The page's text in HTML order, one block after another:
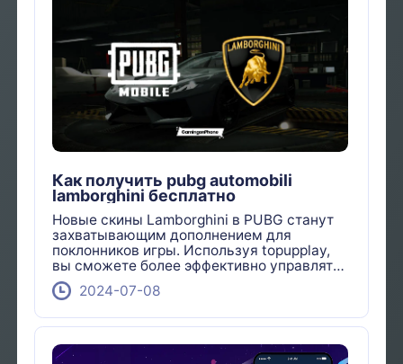
Как получить pubg automobili
lamborghini бесплатно
Новые скины Lamborghini в PUBG станут
захватывающим дополнением для
поклонников игры. Используя topupplay,
вы сможете более эффективно управлять
своими игровыми расходами, гарантируя,
что не пропустите это роскошное
2024-07-08